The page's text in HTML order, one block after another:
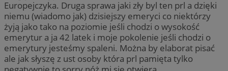
Europejczyka. Druga sprawa jaki zły byl ten prl a dzięki
niemu (wiadomo jak) dzisiejszy emeryci co niektórzy
żyją jako tako na poziomie jeśli chodzi o wysokość
emerytur a ja 42 latek i moje pokolenie jeśli chodzi o
emerytury jesteśmy spaleni. Można by elaborat pisać
ale jak słyszę z ust osoby która prl pamięta tylko